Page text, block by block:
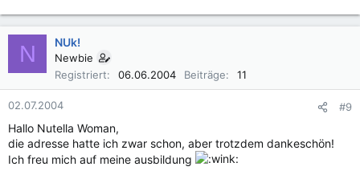
N NUk!
Newbie
Registriert
06.06.2004 Beiträge 11
02.07.2004 #9
Hallo Nutella Woman,
die adresse hatte ich zwar schon, aber trotzdem dankeschön!
Ich freu mich auf meine ausbildung